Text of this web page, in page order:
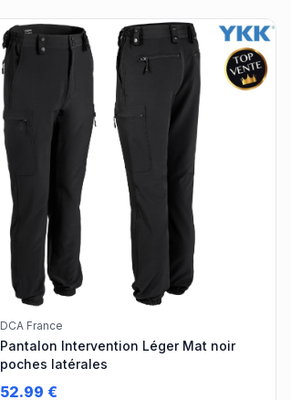
DCA France
Pantalon Intervention Léger Mat noir
poches latérales
52.99 €